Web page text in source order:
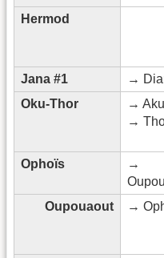
Hermod
Jana #1
→
Oku-Thor
→
→
Ophoïs
→
Oupouaout →